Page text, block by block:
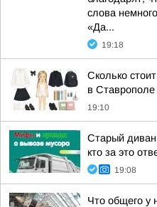
слова
«Да...
19:18
Сколько
в Ставрополе
19:10
Старый
кто за это
19:08
Что общего у